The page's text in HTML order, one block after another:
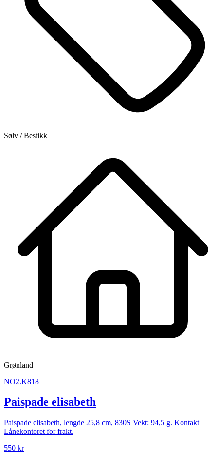
Sølv / Bestikk
Grønland
NO2.K818
Paispade elisabeth
Paispade elisabeth, lengde 25,8 cm, 830S Vekt: 94,5 g. Kontakt
Lånekontoret for frakt.
550 kr